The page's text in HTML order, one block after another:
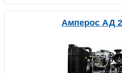
Амперос АД